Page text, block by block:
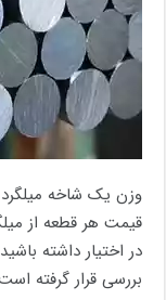
قیمت هر قطعه از
در اختیار داشته
بررسی قرار گرفته